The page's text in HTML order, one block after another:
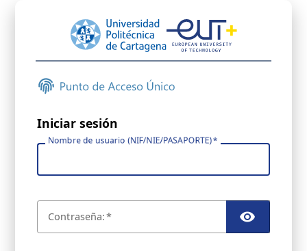
Iniciar sesión
Nombre de usuario (NIF/NIE/PASAPORTE)
Contraseña: